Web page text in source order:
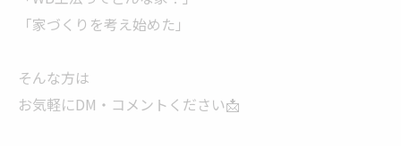
「家づくりを考え始めた」
そんな方は
お気軽にDM・コメントください📩